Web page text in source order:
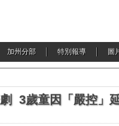
加州分部 特別報導 圖
3歲童因「嚴控」